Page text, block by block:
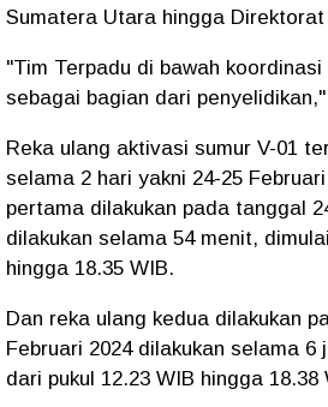
Sumatera Utara hingga Direktorat
"Tim Terpadu di bawah
sebagai bagian dari
Reka ulang aktivasi sumur V-01
selama 2 hari yakni 24-25
pertama dilakukan pada tanggal
dilakukan selama 54 menit,
hingga 18.35 WIB.
Dan reka ulang kedua dilakukan
Februari 2024 dilakukan selama 6
dari pukul 12.23 WIB hingga 18.38